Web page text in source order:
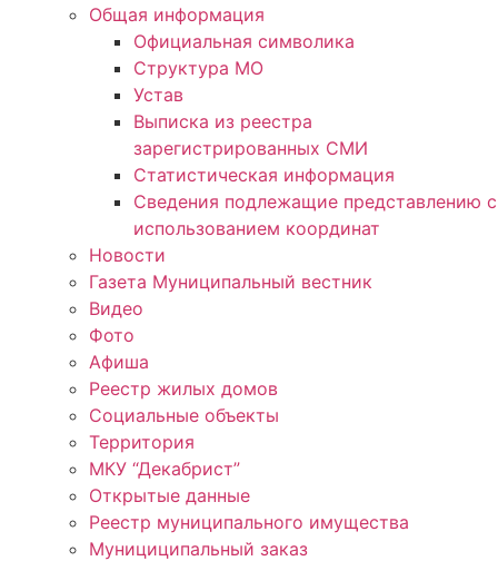
Общая информация
Официальная символика
Структура МО
Устав
Выписка из реестра
зарегистрированных СМИ
Статистическая информация
Сведения подлежащие представлению с
использованием координат
Новости
Газета Муниципальный вестник
Видео
Фото
Афиша
Реестр жилых домов
Социальные объекты
Территория
МКУ “Декабрист”
Открытые данные
Реестр муниципального имущества
Мунициципальный заказ